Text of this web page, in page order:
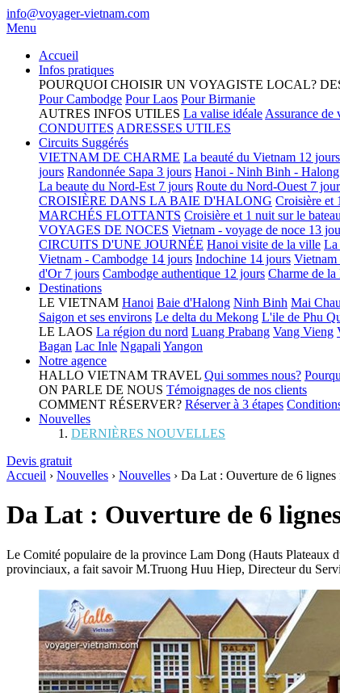
info@voyager-vietnam.com
Menu
Accueil
Infos pratiques
POURQUOI CHOISIR UN VOYAGISTE LOCAL?
Pour Cambodge Pour Laos Pour Birmanie
AUTRES INFOS UTILES La valise idéale Assurance de
CONDUITES ADRESSES UTILES
Circuits Suggérés
VIETNAM DE CHARME La beauté du Vietnam 12 jours
jours Randonnée Sapa 3 jours Hanoi - Ninh Binh -
La beaute du Nord-Est 7 jours Route du Nord-Ouest 7
CROISIÈRE DANS LA BAIE D'HALONG Croisière et
MARCHÉS FLOTTANTS Croisière et 1 nuit sur le bateau
VOYAGES DE NOCES Vietnam - voyage de noce 13
CIRCUITS D'UNE JOURNÉE Hanoi visite de la ville La
Vietnam - Cambodge 14 jours Indochine 14 jours Vietnam
d'Or 7 jours Cambodge authentique 12 jours Charme de
Destinations
LE VIETNAM Hanoi Baie d'Halong Ninh Binh Mai Chau
Saigon et ses environs Le delta du Mekong L'ile de Phu
LE LAOS La région du nord Luang Prabang Vang Vieng
Bagan Lac Inle Ngapali Yangon
Notre agence
HALLO VIETNAM TRAVEL Qui sommes nous?
ON PARLE DE NOUS Témoignages de nos clients
COMMENT RÉSERVER? Réserver à 3 étapes
Nouvelles
DERNIÈRES NOUVELLES
Devis gratuit
Accueil › Nouvelles › Nouvelles › Da Lat : Ouverture de 6
Da Lat : Ouverture de 6
Le Comité populaire de la province Lam Dong (Hauts Plateaux
provinciaux, a fait savoir M.Truong Huu Hiep, Directeur du